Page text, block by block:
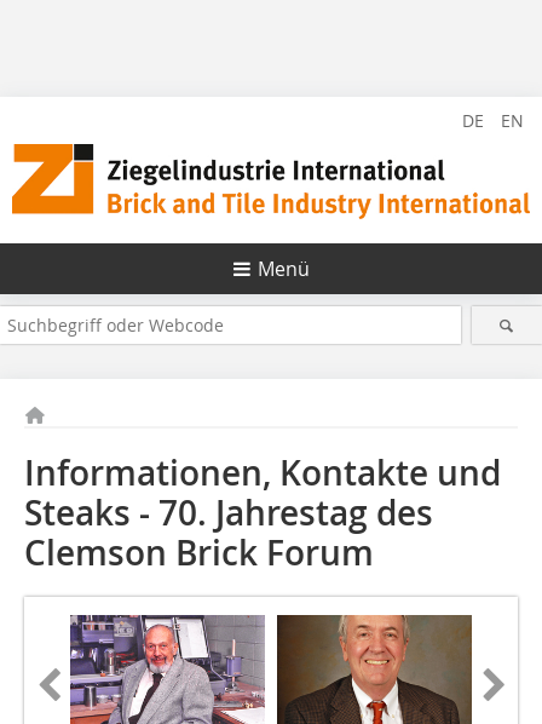
DE EN
Menü
Informationen, Kontakte und
Steaks - 70. Jahrestag des
Clemson Brick Forum